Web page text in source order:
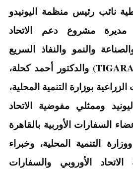
نائب رئيس منظمة اليونيدو
مديرة مشروع دعم الاتحاد
والنمو والنفاذ السريع
للأسواق – تجارة (TIGARA) والدكتور أحمد كحلة،
بوزارة التنمية المحلية،
وممثلي مفوضية الاتحاد
السفارات الأوربية بالقاهرة
التنمية المحلية، وخبراء
الأوروبي والسفارات